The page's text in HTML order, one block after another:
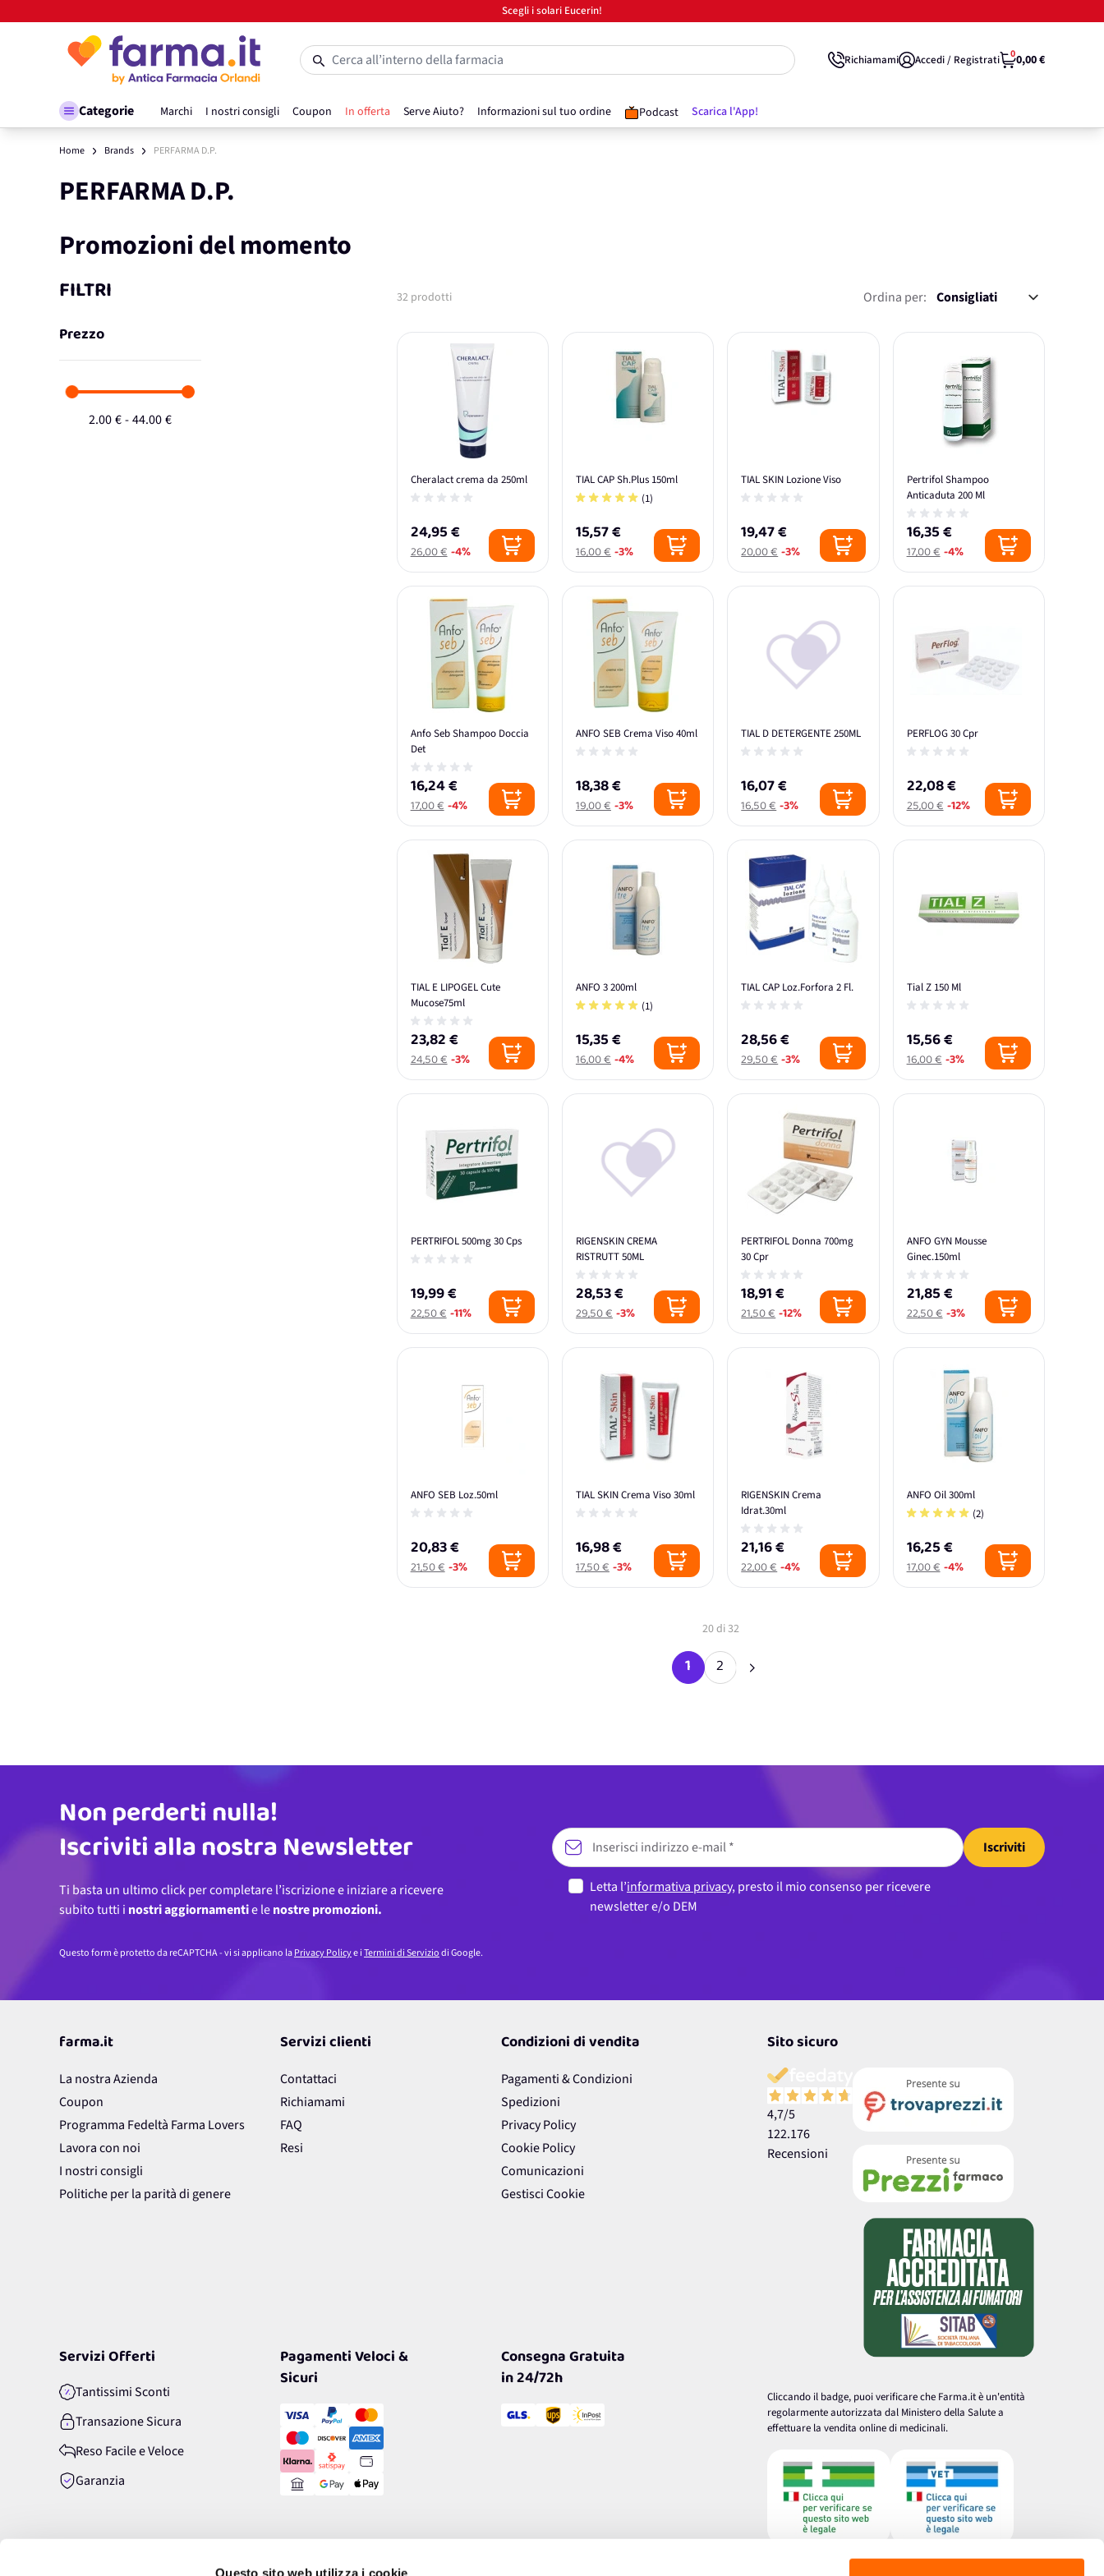
Questo sito web utilizza i cookie
Scegli i solari Eucerin!
Salta al contenuto
Categorie Marchi I nostri consigli Coupon In offerta Serve Aiuto? Informazioni sul tuo ordine Podcast Scarica l'App!
Cerca all’interno della farmacia Richiamami Accedi / Registrati 00,00 €
Home Brands PERFARMA D.P.
PERFARMA D.P.
Promozioni del momento
FILTRI
Prezzo
2.00€-44.00€
32prodotti Ordina per:
Cheralact crema da 250ml
24,95 €
26,00 €-4%
TIAL CAP Sh.Plus 150ml
(1)
15,57 €
16,00 €-3%
TIAL SKIN Lozione Viso
19,47 €
20,00 €-3%
Pertrifol Shampoo
Anticaduta 200 Ml
16,35 €
17,00 €-4%
Anfo Seb Shampoo Doccia
Det
16,24 €
17,00 €-4%
ANFO SEB Crema Viso 40ml
18,38 €
19,00 €-3%
TIAL D DETERGENTE 250ML
16,07 €
16,50 €-3%
PERFLOG 30 Cpr
22,08 €
25,00 €-12%
TIAL E LIPOGEL Cute
Mucose75ml
23,82 €
24,50 €-3%
ANFO 3 200ml
(1)
15,35 €
16,00 €-4%
TIAL CAP Loz.Forfora 2 Fl.
28,56 €
29,50 €-3%
Tial Z 150 Ml
15,56 €
16,00 €-3%
PERTRIFOL 500mg 30 Cps
19,99 €
22,50 €-11%
RIGENSKIN CREMA
RISTRUTT 50ML
28,53 €
29,50 €-3%
PERTRIFOL Donna 700mg
30 Cpr
18,91 €
21,50 €-12%
ANFO GYN Mousse
Ginec.150ml
21,85 €
22,50 €-3%
ANFO SEB Loz.50ml
20,83 €
21,50 €-3%
TIAL SKIN Crema Viso 30ml
16,98 €
17,50 €-3%
RIGENSKIN Crema
Idrat.30ml
21,16 €
22,00 €-4%
ANFO Oil 300ml
(2)
16,25 €
17,00 €-4%
20di32
Attualmente stai leggendo la pagina
1 Pagina
2
Indirizzo email
Non perderti nulla!
Iscriviti alla nostra Newsletter
Ti basta un ultimo click per completare l’iscrizione e iniziare a ricevere
subito tutti i nostri aggiornamentie lenostre promozioni.
Iscriviti
Letta l’informativa privacy, presto il mio consenso per ricevere
newsletter e/o DEM
Questo form è protetto da reCAPTCHA - vi si applicano laPrivacy Policye iTermini di Serviziodi Google.
farma.it
La nostra Azienda
Coupon
Programma Fedeltà Farma Lovers
Lavora con noi
I nostri consigli
Politiche per la parità di genere
Servizi clienti
Contattaci
Richiamami
FAQ
Resi
Condizioni di vendita
Pagamenti & Condizioni
Spedizioni
Privacy Policy
Cookie Policy
Comunicazioni
Gestisci Cookie
Servizi Offerti
Tantissimi Sconti
Transazione Sicura
Reso Facile e Veloce
Garanzia
Pagamenti Veloci &
Sicuri
Consegna Gratuita
in 24/72h
Sito sicuro
4,7/5
122.176
Recensioni
Cliccando il badge, puoi verificare che Farma.it è un'entità
regolarmente autorizzata dal Ministero della Salute a
effettuare la vendita online di medicinali.